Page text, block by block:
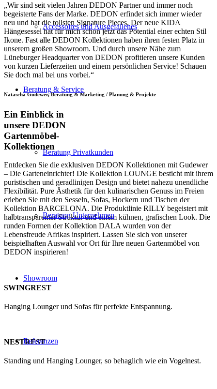
Accessoires und Ausgefallenes
Beratung & Service
Beratung Privatkunden
Beratung Unternehmen
Showroom
Referenzen
„Wir sind seit vielen Jahren DEDON Partner und immer noch
begeisterte Fans der Marke. DEDON erfindet sich immer wieder
neu und hat die tollsten Signature Pieces. Der neue KIDA
Hängesessel hat für mich schon jetzt das Potential einer echten Stil
Ikone. Fast alle DEDON Kollektionen haben ihren festen Platz in
unserem großen Showroom. Und durch unsere Nähe zum
Lüneburger Headquarter von DEDON profitieren unsere Kunden
von kurzen Lieferzeiten und einem persönlichen Service! Schauen
Sie doch mal bei uns vorbei.“
Natascha Gudewer, Beratung & Marketing / Planung & Projekte
Ein Einblick in
unsere DEDON
Gartenmöbel-
Kollektionen
Entdecken Sie die exklusiven DEDON Kollektionen mit Gudewer
– Die Garteneinrichter! Die Kollektion LOUNGE besticht mit ihrem
puristischen und geradlinigen Design und bietet nahezu unendliche
Flexibilität. Pure Ästhetik für den kulinarischen Genuss im Freien
erleben Sie mit den Sesseln, Sofas, Hockern und Tischen der
Kollektion BARCELONA. Die Produktlinie RILLY begeistert mit
halbtransparenter Struktur und einem kühnen, grafischen Look. Die
runden Formen der Kollektion DALA wurden von der
Lebensfreude Afrikas inspiriert. Lassen Sie sich von unserer
beispielhaften Auswahl vor Ort für Ihre neuen Gartenmöbel von
DEDON inspirieren!
SWINGREST
Hanging Lounger und Sofas für perfekte Entspannung.
NESTREST
Standing und Hanging Lounger, so behaglich wie ein Vogelnest.